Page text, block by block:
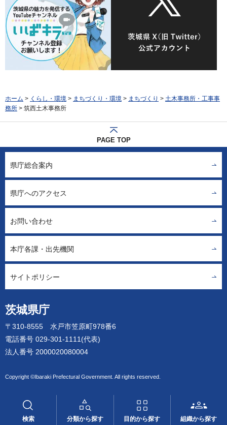
検索 分類から探す 目的から探す 組織から探す
ホーム > くらし・環境 > まちづくり・環境 > まちづくり > 土木事務所・工事事
務所 > 筑西土木事務所
PAGE TOP
茨城県庁
〒310-8555 水戸市笠原町978番6
電話番号 029-301-1111(代表)
法人番号 2000020080004
Copyright ©Ibaraki Prefectural Government. All rights reserved.
県庁総合案内
県庁へのアクセス
お問い合わせ
本庁各課・出先機関
サイトポリシー